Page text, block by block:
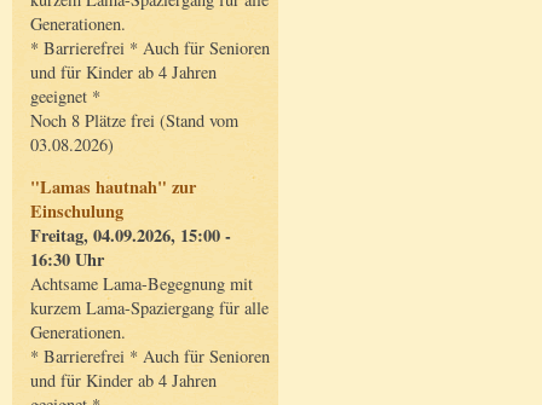
Generationen.
* Barrierefrei * Auch für Senioren
und für Kinder ab 4 Jahren
geeignet *
Noch 8 Plätze frei (Stand vom
03.08.2026)
"Lamas hautnah" zur
Einschulung
Freitag, 04.09.2026, 15:00 -
16:30 Uhr
Achtsame Lama-Begegnung mit
kurzem Lama-Spaziergang für alle
Generationen.
* Barrierefrei * Auch für Senioren
und für Kinder ab 4 Jahren